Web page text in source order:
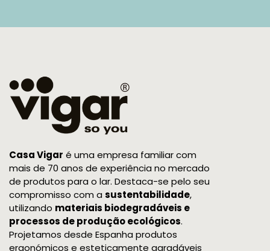
Casa Vigar é uma empresa familiar com
mais de 70 anos de experiência no mercado
de produtos para o lar. Destaca-se pelo seu
compromisso com a sustentabilidade,
utilizando materiais biodegradáveis e
processos de produção ecológicos.
Projetamos desde Espanha produtos
ergonómicos e esteticamente agradáveis